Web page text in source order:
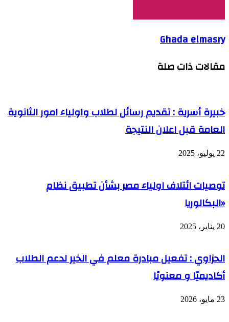
Ghada elmasry
مقالات ذات صلة
خبيرة أسرية : تقديم رسائل لطلاب واولياء امور الثانوية
العامة قبل اعلان النتيجة
22 يوليو، 2025
توصيات ائتلاف اولياء مصر بشأن تطبيق نظام
«البكالوريا
20 يناير، 2025
الحزاوي : تفعيل مبادرة معلم في الخير لدعم الطلاب
أكاديميًا و معنويًا
23 مايو، 2026